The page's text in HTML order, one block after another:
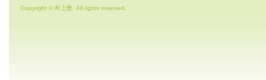
Copyright © 村上塾. All rights reserved.